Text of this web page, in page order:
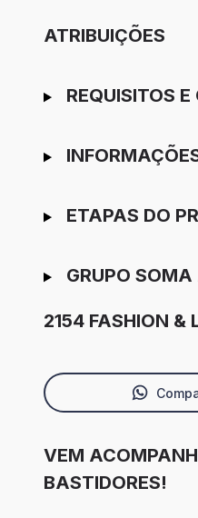
ATRIBUIÇÕES
REQUISITOS
ETAPAS DO
GRUPO
2154 FASHION &
VEM
BASTIDORES!